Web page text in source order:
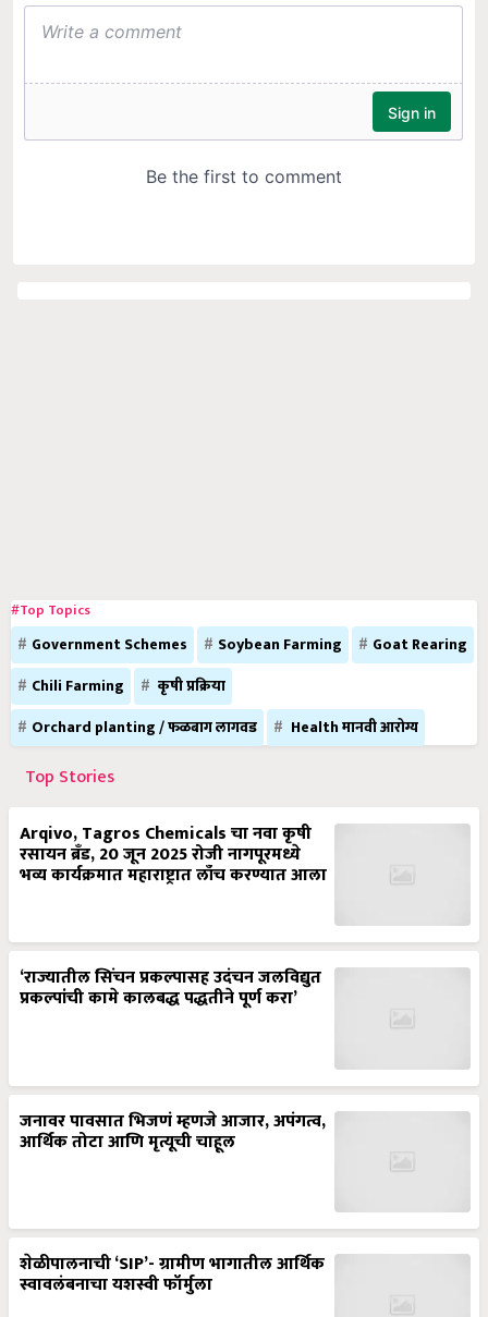
#Top Topics
Government Schemes Soybean Farming
Goat Rearing
Chili Farming
कृषी प्रक्रिया
Orchard planting / फळबाग लागवड
Health मानवी आरोग्य
Top Stories
Arqivo, Tagros Chemicals चा नवा कृषी
रसायन ब्रँड, 20 जून 2025 रोजी नागपूरमध्ये
भव्य कार्यक्रमात महाराष्ट्रात लाँच करण्यात आला
‘राज्यातील सिंचन प्रकल्पासह उदंचन जलविद्युत
प्रकल्पांची कामे कालबद्ध पद्धतीने पूर्ण करा’
जनावर पावसात भिजणं म्हणजे आजार, अपंगत्व,
आर्थिक तोटा आणि मृत्यूची चाहूल
शेळीपालनाची ‘SIP’- ग्रामीण भागातील आर्थिक
स्वावलंबनाचा यशस्वी फॉर्मुला